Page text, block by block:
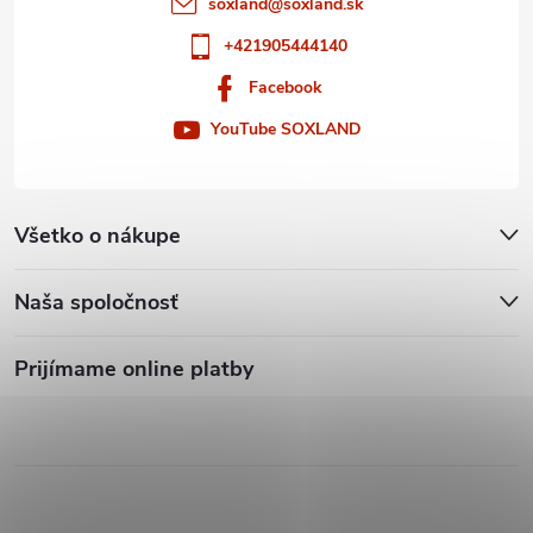
soxland@soxland.sk
+421905444140
Facebook
YouTube SOXLAND
Všetko o nákupe
Naša spoločnosť
Prijímame online platby